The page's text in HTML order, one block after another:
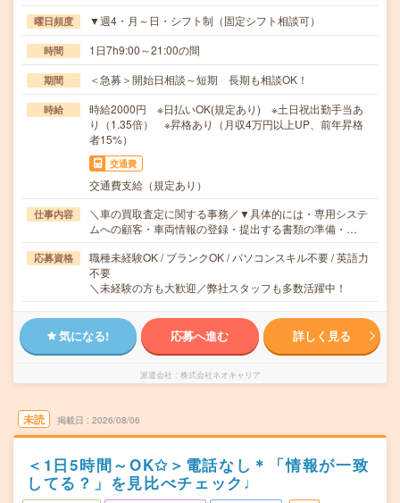
曜日頻度 ▼週4・月～日・シフト制（固定シフト相談可）
時間 1日7h9:00～21:00の間
期間 ＜急募＞開始日相談～短期 長期も相談OK！
時給
時給2000円 ※日払いOK(規定あり) ※土日祝出勤手当あ
り（1.35倍） ※昇格あり（月収4万円以上UP、前年昇格
者15%）
交通費
交通費支給（規定あり）
仕事内容
＼車の買取査定に関する事務／▼具体的には・専用システ
ムへの顧客・車両情報の登録・提出する書類の準備・…
応募資格
職種未経験OK / ブランクOK / パソコンスキル不要 / 英語力
不要
＼未経験の方も大歓迎／弊社スタッフも多数活躍中！
気になる! 応募へ進む 詳しく見る
派遣会社 株式会社ネオキャリア
未読 掲載日 2026/08/06
＜1日5時間～OK✩＞電話なし＊「情報が一致
してる？」を見比べチェック♩